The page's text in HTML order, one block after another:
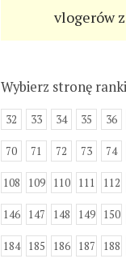
vlogerów
Wybierz stronę
32 33 34 35 36
70 71 72 73 74
108 109 110 111 112
146 147 148 149 150
184 185 186 187 188